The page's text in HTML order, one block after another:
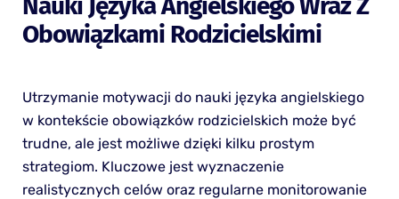
Obowiązkami Rodzicielskimi
Utrzymanie motywacji do nauki języka angielskiego
w kontekście obowiązków rodzicielskich może być
trudne, ale jest możliwe dzięki kilku prostym
strategiom. Kluczowe jest wyznaczenie
realistycznych celów oraz regularne monitorowanie